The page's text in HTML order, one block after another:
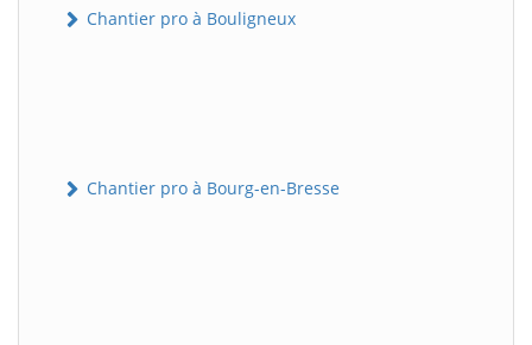
Chantier pro à Bouligneux
Chantier pro à Bourg-en-Bresse